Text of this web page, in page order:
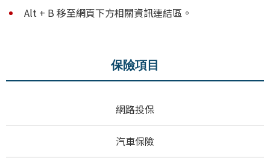
Alt + B 移至網頁下方相關資訊連結區。
保險項目
網路投保
汽車保險